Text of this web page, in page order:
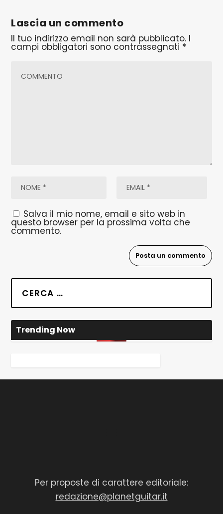
Lascia un commento
Il tuo indirizzo email non sarà pubblicato. I
campi obbligatori sono contrassegnati *
Salva il mio nome, email e sito web in
questo browser per la prossima volta che
commento.
Trending Now
Per proposte di carattere editoriale:
redazione@planetguitar.it